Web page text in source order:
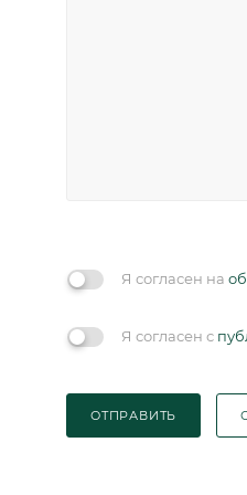
Я согласен на
Я согласен с
ОТПРАВИТЬ